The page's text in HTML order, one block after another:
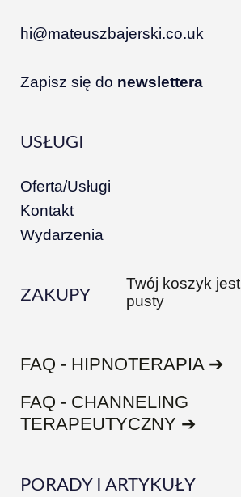
hi@mateuszbajerski.co.uk
Zapisz się do newslettera
USŁUGI
Oferta/Usługi
Kontakt
Wydarzenia
ZAKUPY
Twój koszyk jest
pusty
FAQ - HIPNOTERAPIA ➔
FAQ - CHANNELING
TERAPEUTYCZNY ➔
PORADY I ARTYKUŁY